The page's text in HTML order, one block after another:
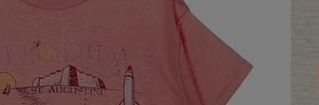
古着卸DOCK